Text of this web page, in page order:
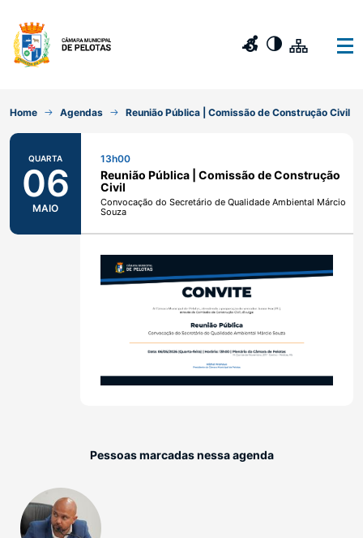
Home Agendas Reunião Pública | Comissão de Construção Civil
QUARTA
06
MAIO
13h00
Reunião Pública | Comissão de Construção
Civil
Convocação do Secretário de Qualidade Ambiental Márcio
Souza
Pessoas marcadas nessa agenda